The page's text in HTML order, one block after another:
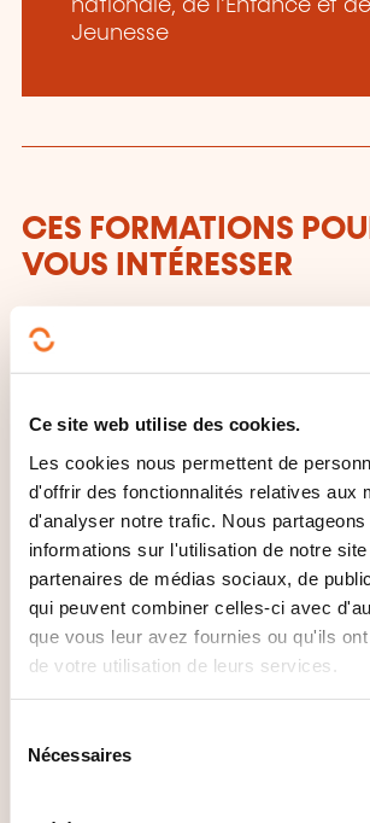
Ce site web utilise des cookies.
Les cookies nous permettent de
d'offrir des fonctionnalités relatives aux
d'analyser notre trafic. Nous partageons
informations sur l'utilisation de notre
partenaires de médias sociaux, de
qui peuvent combiner celles-ci avec
que vous leur avez fournies ou qu'ils
de votre utilisation de leurs services.
Nécessaires
nationale, de l'Enfance et
Jeunesse
CES FORMATIONS
VOUS INTÉRESSER
Faire de ses émotions
levier de mieux-être
quotidien - Débutant
(SCI-PSY-27)
ESCH-SUR-ALZETTE
professionnel - Efficacité